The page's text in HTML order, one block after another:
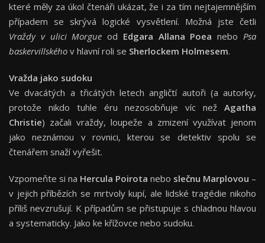
které měly za úkol čtenáři ukázat, že i za tím nejtajemnějším
případem se skrývá logické vysvětlení. Možná jste četli
Vraždy v ulici Morgue od Edgara Allana Poea neboPsa
baskervillského v hlavní roli se Sherlockem Holmesem.
Vražda jako sudoku
Ve dvacátých a třicátých letech angličtí autoři (a autorky,
protože nikdo tuhle éru nezosobňuje víc než Agatha
Christie) začali vraždy, loupeže a zmizení využívat jenom
jako neznámou v rovnici, kterou se detektiv spolu se
čtenářem snaží vyřešit.
Vzpomeňte si na Hercula Poirota nebo slečnu Marplovou –
v jejich příbězích se mrtvoly kupí, ale lidské tragédie nikoho
příliš nevzrušují. K případům se přistupuje s chladnou hlavou
a systematicky. Jako ke křížovce nebo sudoku.